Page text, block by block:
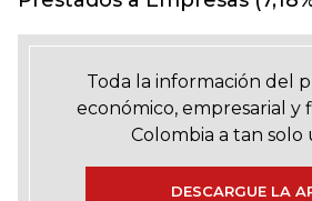
Toda la información del
económico, empresarial y
Colombia a tan solo
DESCARGUE LA